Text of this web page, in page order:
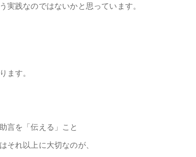
実践なのではないかと思っています。
ます。
言を「伝える」こと
れ以上に大切なのが、